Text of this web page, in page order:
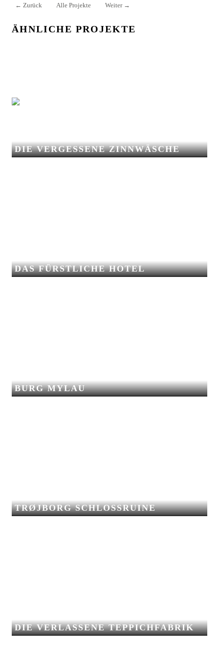
ÄHNLICHE PROJEKTE
← Zurück Alle Projekte Weiter →
DIE VERGESSENE ZINNWÄSCHE
DAS FÜRSTLICHE HOTEL
BURG MYLAU
TRØJBORG SCHLOSSRUINE
DIE VERLASSENE TEPPICHFABRIK